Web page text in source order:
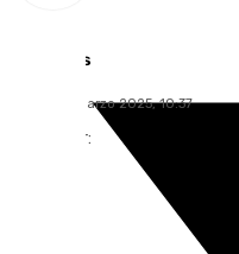
Lynx Devs
martes, 4 marzo 2025, 10:37
Compartir: